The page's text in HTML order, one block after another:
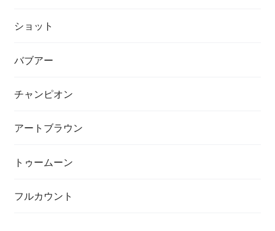
ショット
バブアー
チャンピオン
アートブラウン
トゥームーン
フルカウント